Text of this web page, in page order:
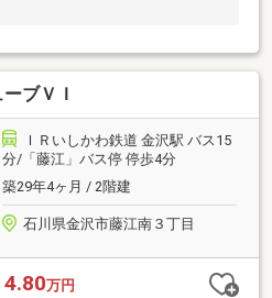
ブＶＩ
ＩＲいしかわ鉄道 金沢駅 バス15
分/「藤江」バス停 停歩4分
築29年4ヶ月 / 2階建
石川県金沢市藤江南３丁目
4.80万円